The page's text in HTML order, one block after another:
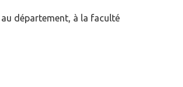
département, à la faculté